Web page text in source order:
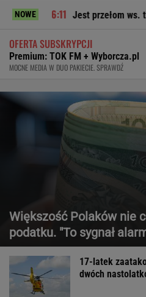
NOWE
Jest przełom ws. transferu
OFERTA SUBSKRYPCJI
Premium: TOK FM + Wyborcza.pl
MOCNE MEDIA W DUO PAKIECIE. SPRAWDŹ
Większość Polaków nie
podatku. "To sygnał
17-latek
dwóch